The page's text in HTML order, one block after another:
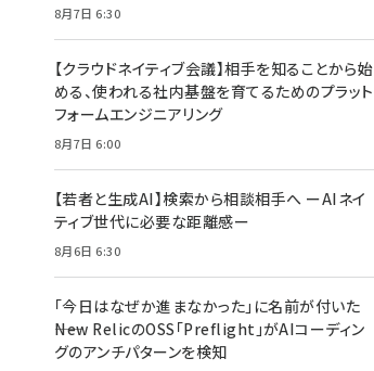
8月7日 6:30
【クラウドネイティブ会議】相手を知ることから始
める、使われる社内基盤を育てるためのプラット
フォームエンジニアリング
8月7日 6:00
【若者と生成AI】検索から相談相手へ ーAIネイ
ティブ世代に必要な距離感ー
8月6日 6:30
「今日はなぜか進まなかった」に名前が付いた
――New RelicのOSS「Preflight」がAIコーディン
グのアンチパターンを検知